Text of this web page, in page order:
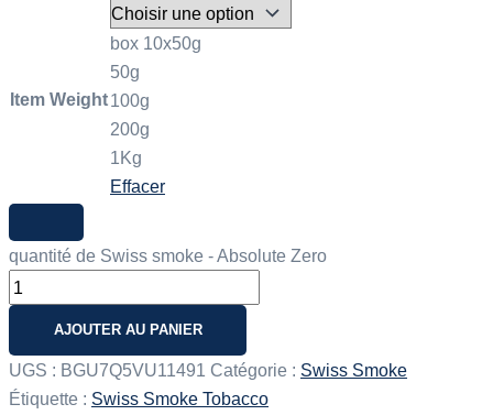
Item Weight
box 10x50g
50g
100g
200g
1Kg
Effacer
quantité de Swiss smoke - Absolute Zero
AJOUTER AU PANIER
UGS : BGU7Q5VU11491 Catégorie : Swiss Smoke
Étiquette : Swiss Smoke Tobacco